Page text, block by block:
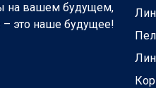
на вашем будущем,
это наше будущее!